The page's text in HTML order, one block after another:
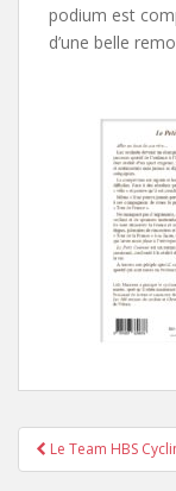
podium est
d’une belle
Le Team HBS